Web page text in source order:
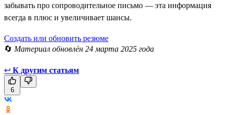
забывать про сопроводительное письмо — эта информация
всегда в плюс и увеличивает шансы.
Создать или обновить резюме
🔄 Материал обновлён 24 марта 2025 года
↩ К другим статьям
6